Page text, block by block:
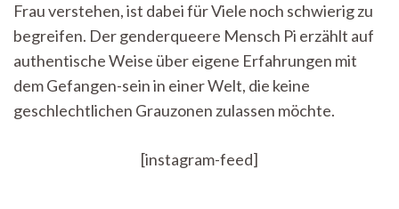
Frau verstehen, ist dabei für Viele noch schwierig zu
begreifen. Der genderqueere Mensch Pi erzählt auf
authentische Weise über eigene Erfahrungen mit
dem Gefangen-sein in einer Welt, die keine
geschlechtlichen Grauzonen zulassen möchte.
[instagram-feed]